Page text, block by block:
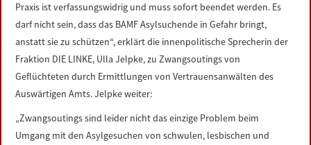
IMPRESSUM
Praxis ist verfassungswidrig und muss sofort beendet werden. Es
darf nicht sein, dass das BAMF Asylsuchende in Gefahr bringt,
anstatt sie zu schützen“, erklärt die innenpolitische Sprecherin der
Fraktion DIE LINKE, Ulla Jelpke, zu Zwangsoutings von
Geflüchteten durch Ermittlungen von Vertrauensanwälten des
Auswärtigen Amts. Jelpke weiter:
„Zwangsoutings sind leider nicht das einzige Problem beim
Umgang mit den Asylgesuchen von schwulen, lesbischen und